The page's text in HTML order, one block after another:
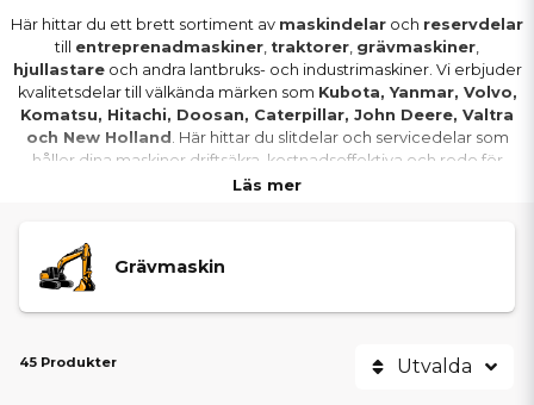
Här hittar du ett brett sortiment av maskindelar och reservdelar
till entreprenadmaskiner, traktorer, grävmaskiner,
hjullastareoch andra lantbruks- och industrimaskiner. Vi erbjuder
kvalitetsdelar till välkända märken som Kubota, Yanmar, Volvo,
Komatsu, Hitachi, Doosan, Caterpillar, John Deere, Valtra
och New Holland. Här hittar du slitdelar och servicedelar som
håller dina maskiner driftsäkra, kostnadseffektiva och redo för
dagligt arbete – oavsett om du är entreprenör, lantbrukare eller
MASKINTYPER VI ERBJUDER
RESERVDELAR TILL
reservdelar
till flera vanliga maskintyper:
Läs mer
Grävmaskin
45 Produkter Utvalda